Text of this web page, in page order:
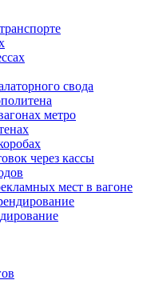
свода
метро
через кассы
мест в вагоне